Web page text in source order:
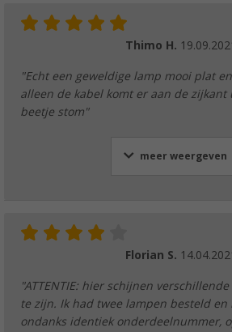
Thimo H.
"Echt een geweldige lamp mooi plat
alleen de kabel komt er aan de zijkant
beetje stom"
meer weergeven
Florian S.
"ATTENTIE: hier schijnen
te zijn. Ik had twee lampen besteld en
ondanks identiek onderdeelnummer,